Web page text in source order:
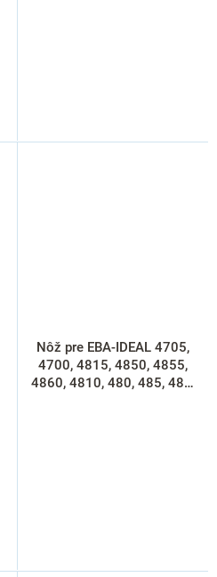
Nôž pre EBA-IDEAL 4705,
4700, 4815, 4850, 4855,
4860, 4810, 480, 485, 486,